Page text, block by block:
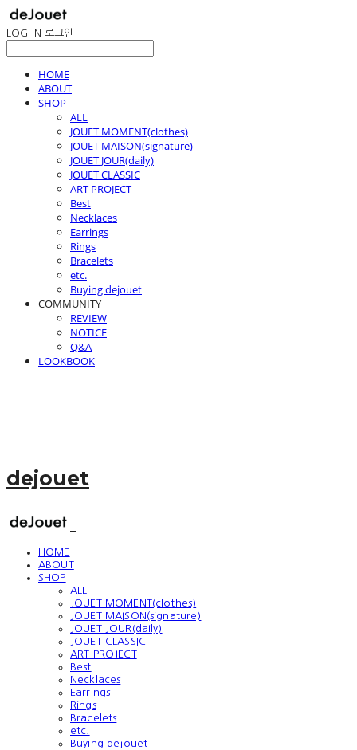
LOG IN 로그인
HOME
ABOUT
SHOP
ALL
JOUET MOMENT(clothes)
JOUET MAISON(signature)
JOUET JOUR(daily)
JOUET CLASSIC
ART PROJECT
Best
Necklaces
Earrings
Rings
Bracelets
etc.
Buying dejouet
COMMUNITY
REVIEW
NOTICE
Q&A
LOOKBOOK
dejouet
HOME
ABOUT
SHOP
ALL
JOUET MOMENT(clothes)
JOUET MAISON(signature)
JOUET JOUR(daily)
JOUET CLASSIC
ART PROJECT
Best
Necklaces
Earrings
Rings
Bracelets
etc.
Buying dejouet